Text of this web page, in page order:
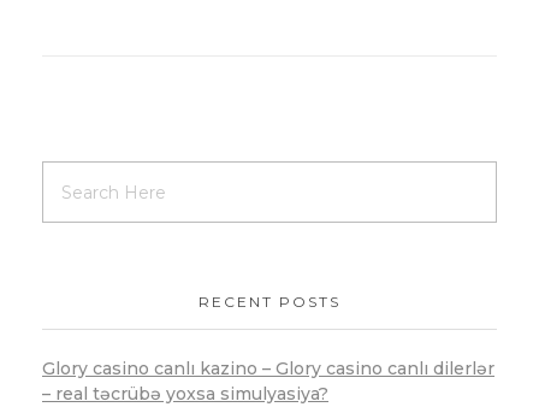
RECENT POSTS
Glory casino canlı kazino – Glory casino canlı dilerlər
– real təcrübə yoxsa simulyasiya?